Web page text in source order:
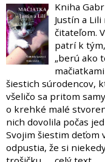
Kniha
Justín a
čitateľom.
patrí k
„berú ako
šiestich súrodencov,
všeličo sa pritom
o krehké malé
nich dovolila počas
Svojim šiestim deťom
odpustia, že si